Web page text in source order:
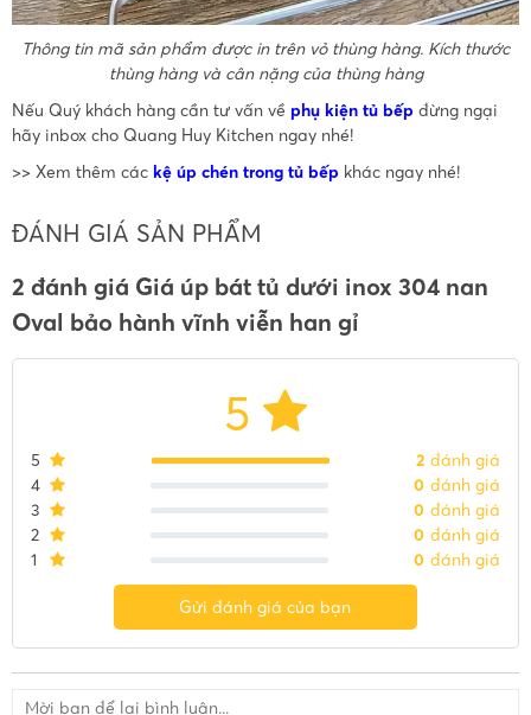
Thông tin mã sản phẩm được in trên vỏ thùng hàng. Kích thước
thùng hàng và cân nặng của thùng hàng
Nếu Quý khách hàng cần tư vấn về phụ kiện tủ bếp đừng ngại
hãy inbox cho Quang Huy Kitchen ngay nhé!
>> Xem thêm các kệ úp chén trong tủ bếp khác ngay nhé!
ĐÁNH GIÁ SẢN PHẨM
2 đánh giá Giá úp bát tủ dưới inox 304 nan
Oval bảo hành vĩnh viễn han gỉ
5
5 2 đánh giá
4
0 đánh giá
3
0 đánh giá
2
0 đánh giá
1
0 đánh giá
Gửi đánh giá của bạn